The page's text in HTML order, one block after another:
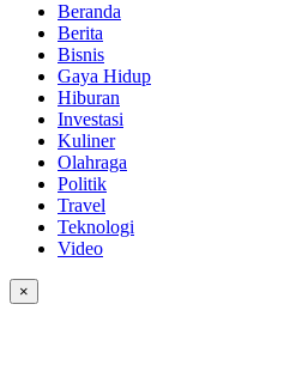
Beranda
Berita
Bisnis
Gaya Hidup
Hiburan
Investasi
Kuliner
Olahraga
Politik
Travel
Teknologi
Video
×